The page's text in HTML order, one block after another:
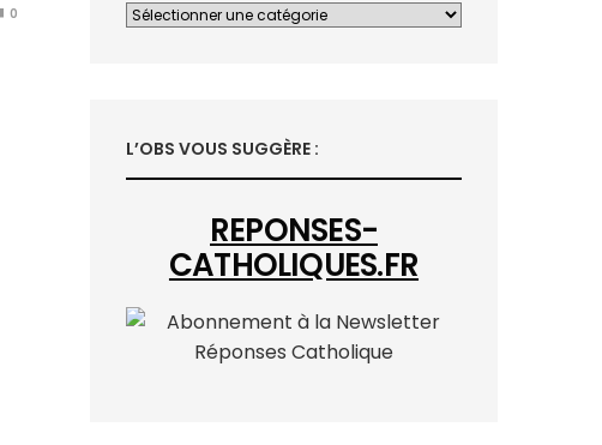
0
L’OBS VOUS SUGGÈRE :
REPONSES-
CATHOLIQUES.FR